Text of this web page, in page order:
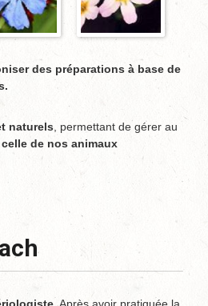
des préparations à base de
naturels , permettant de gérer au
de nos animaux